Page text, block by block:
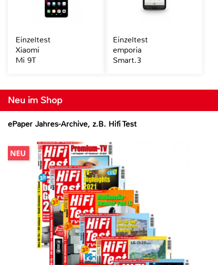
Neu im Shop
ePaper Jahres-Archive, z.B. Hifi Test
Einzeltest
Xiaomi
Mi 9T
Einzeltest
emporia
Smart.3